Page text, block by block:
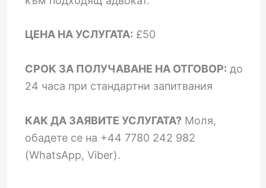
ЦЕНА НА УСЛУГАТА: £50
СРОК ЗА ПОЛУЧАВАНЕ НА ОТГОВОР: до
24 часа при стандартни запитвания
КАК ДА ЗАЯВИТЕ УСЛУГАТА?Моля,
обадете се на +44 7780 242 982
(WhatsApp, Viber).